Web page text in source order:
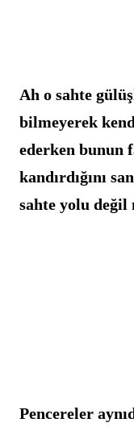
Ah o sahte
bilmeyerek
ederken bunun
kandırdığını
sahte yolu
Pencereler